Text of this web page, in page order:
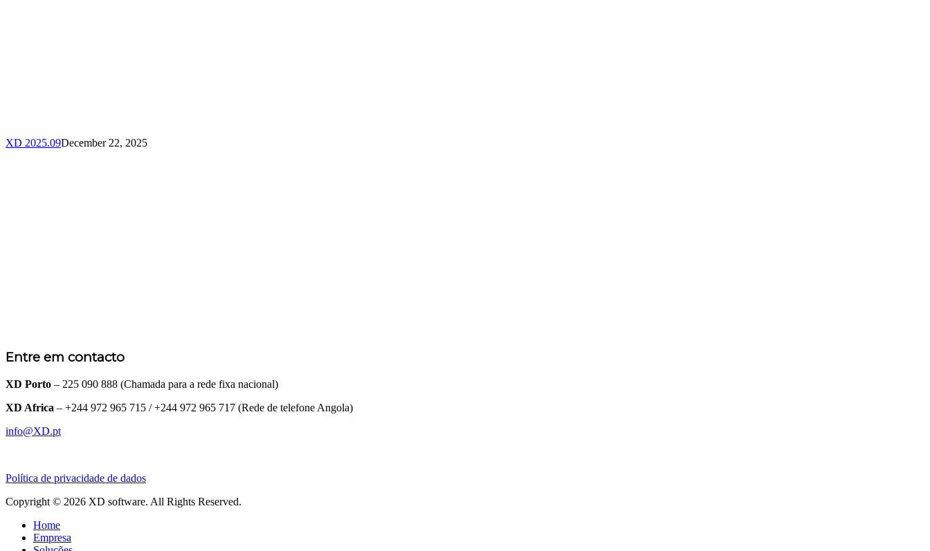
XD 2025.09December 22, 2025
Entre em contacto
XD Porto – 225 090 888 (Chamada para a rede fixa nacional)
XD Africa – +244 972 965 715 / +244 972 965 717 (Rede de telefone Angola)
info@XD.pt
Política de privacidade de dados
Copyright © 2026 XD software. All Rights Reserved.
Home
Empresa